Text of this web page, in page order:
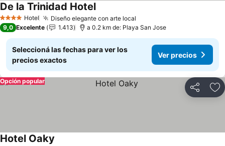
4 EstrellasHotel Diseño elegante con arte local
De la Trinidad Hotel
9,0 Excelente 1.413 a 0.2 km de: Playa San Jose
Seleccioná las fechas para ver los
precios exactos
Ver precios
Compartir
Opción popular
Hotel Oaky